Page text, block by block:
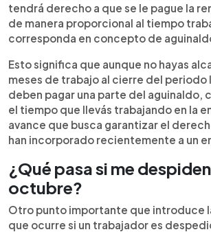
tendrá derecho a que se le pague la
de manera proporcional al tiempo
corresponda en concepto de
Esto significa que aunque no hayas
meses de trabajo al cierre del periodo
deben pagar una parte del aguinaldo,
el tiempo que llevás trabajando en la
avance que busca garantizar el
han incorporado recientemente a un
¿Qué pasa si me
octubre?
Otro punto importante que introduce
que ocurre si un trabajador es